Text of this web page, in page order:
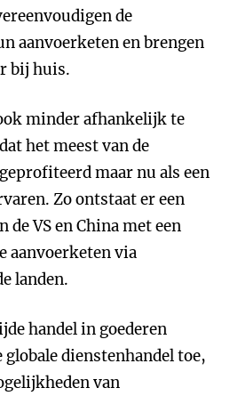
de
aanvoerketen en brengen
bij huis.
minder afhankelijk te
het meest van de
maar nu als een
Zo ontstaat er een
de VS en China met een
aanvoerketen via
landen.
handel in goederen
dienstenhandel toe,
van